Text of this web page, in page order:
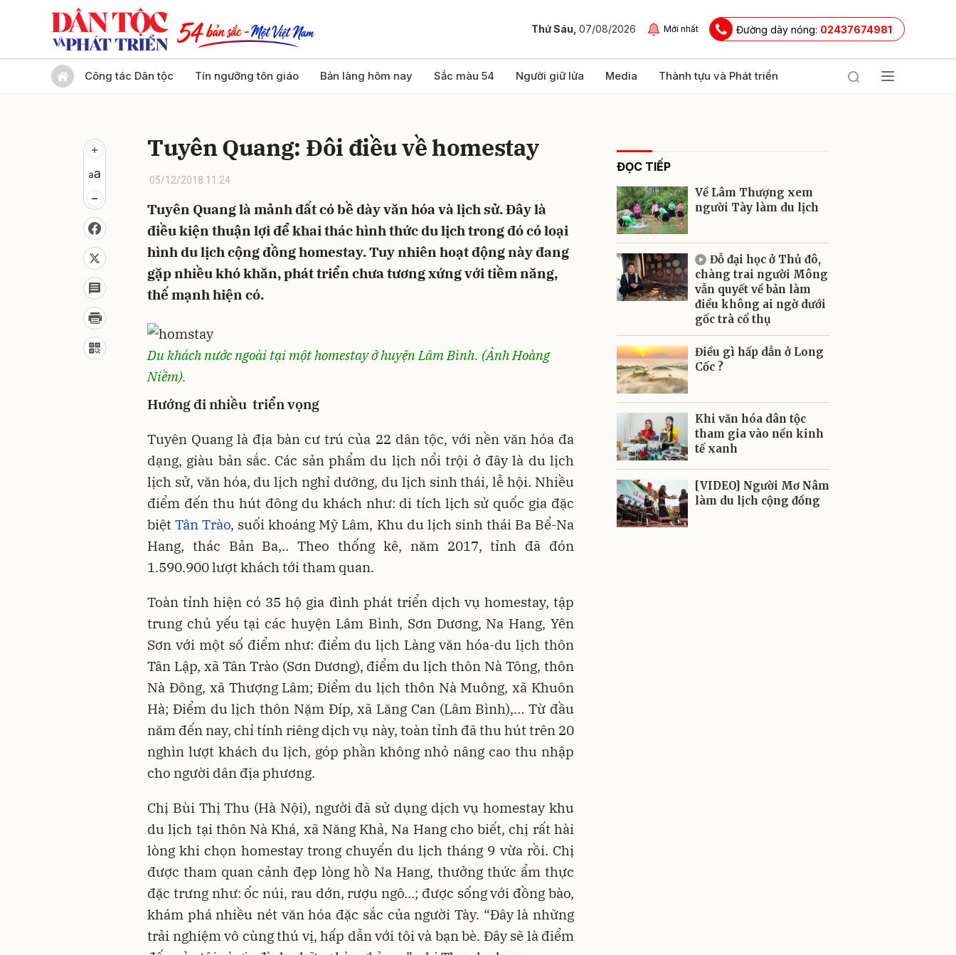
Thứ Sáu, 07/08/2026 Mới nhất Đường dây nóng: 02437674981
Công tác Dân tộc Tín ngưỡng tôn giáo Bản làng hôm nay Sắc màu 54 Người giữ lửa Media Thành tựu và Phát triển
Tuyên Quang: Đôi điều về homestay
05/12/2018 11:24
Tuyên Quang là mảnh đất có bề dày văn hóa và lịch sử. Đây là
điều kiện thuận lợi để khai thác hình thức du lịch trong đó có loại
hình du lịch cộng đồng homestay. Tuy nhiên hoạt động này đang
gặp nhiều khó khăn, phát triển chưa tương xứng với tiềm năng,
thế mạnh hiện có.
Du khách nước ngoài tại một homestay ở huyện Lâm Bình. (Ảnh Hoàng
Niềm).
Hướng đi nhiều triển vọng
Tuyên Quang là địa bàn cư trú của 22 dân tộc, với nền văn hóa đa
dạng, giàu bản sắc. Các sản phẩm du lịch nổi trội ở đây là du lịch
lịch sử, văn hóa, du lịch nghỉ dưỡng, du lịch sinh thái, lễ hội. Nhiều
điểm đến thu hút đông du khách như: di tích lịch sử quốc gia đặc
biệtTân Trào, suối khoáng Mỹ Lâm, Khu du lịch sinh thái Ba Bể-Na
Hang, thác Bản Ba,.. Theo thống kê, năm 2017, tỉnh đã đón
1.590.900 lượt khách tới tham quan.
Toàn tỉnh hiện có 35 hộ gia đình phát triển dịch vụ homestay, tập
trung chủ yếu tại các huyện Lâm Bình, Sơn Dương, Na Hang, Yên
Sơn với một số điểm như: điểm du lịch Làng văn hóa-du lịch thôn
Tân Lập, xã Tân Trào (Sơn Dương), điểm du lịch thôn Nà Tông, thôn
Nà Đông, xã Thượng Lâm; Điểm du lịch thôn Nà Muông, xã Khuôn
Hà; Điểm du lịch thôn Nặm Đíp, xã Lăng Can (Lâm Bình),… Từ đầu
năm đến nay, chỉ tính riêng dịch vụ này, toàn tỉnh đã thu hút trên 20
nghìn lượt khách du lịch, góp phần không nhỏ nâng cao thu nhập
cho người dân địa phương.
Chị Bùi Thị Thu (Hà Nội), người đã sử dụng dịch vụ homestay khu
du lịch tại thôn Nà Khá, xã Năng Khả, Na Hang cho biết, chị rất hài
lòng khi chọn homestay trong chuyến du lịch tháng 9 vừa rồi. Chị
được tham quan cảnh đẹp lòng hồ Na Hang, thưởng thức ẩm thực
đặc trưng như: ốc núi, rau dớn, rượu ngô…; được sống với đồng bào,
khám phá nhiều nét văn hóa đặc sắc của người Tày. “Đây là những
trải nghiệm vô cùng thú vị, hấp dẫn với tôi và bạn bè. Đây sẽ là điểm
ĐỌC TIẾP
Về Lâm Thượng xem
người Tày làm du lịch
Đỗ đại học ở Thủ đô,
chàng trai người Mông
vẫn quyết về bản làm
điều không ai ngờ dưới
gốc trà cổ thụ
Điều gì hấp dẫn ở Long
Cốc ?
Khi văn hóa dân tộc
tham gia vào nền kinh
tế xanh
[VIDEO] Người Mơ Nâm
làm du lịch cộng đồng
Gửi bình luận
Hủy Gửi